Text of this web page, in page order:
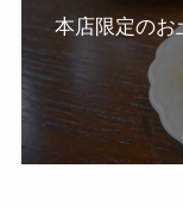
本店限定のお